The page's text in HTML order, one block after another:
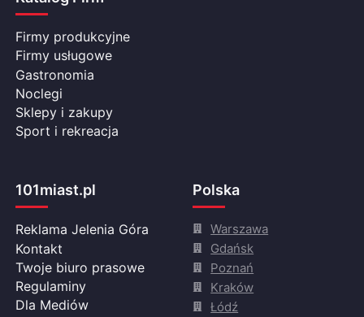
Firmy produkcyjne
Firmy usługowe
Gastronomia
Noclegi
Sklepy i zakupy
Sport i rekreacja
101miast.pl
Reklama Jelenia Góra
Kontakt
Twoje biuro prasowe
Regulaminy
Dla Mediów
Polska
Warszawa
Gdańsk
Poznań
Kraków
Łódź